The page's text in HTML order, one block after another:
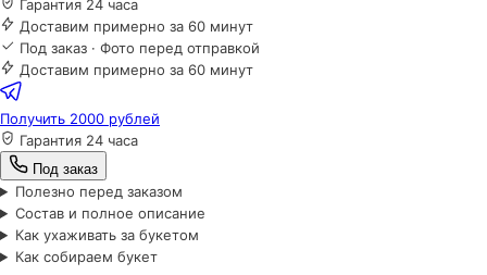
Гарантия 24 часа
Доставим примерно за 60 минут
Под заказ · Фото перед отправкой
Доставим примерно за 60 минут
Получить 2000 рублей
Гарантия 24 часа
Под заказ
Полезно перед заказом
Состав и полное описание
Как ухаживать за букетом
Как собираем букет